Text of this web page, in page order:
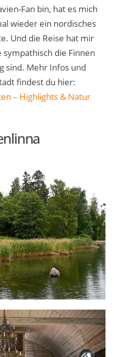
Fan bin, hat es mich
wieder ein nordisches
Und die Reise hat mir
die Finnen
sind. Mehr Infos und
findest du hier:
– Highlights & Natur